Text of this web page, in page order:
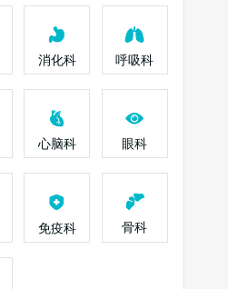
消化科 呼吸科
心脑科 眼科
免疫科 骨科